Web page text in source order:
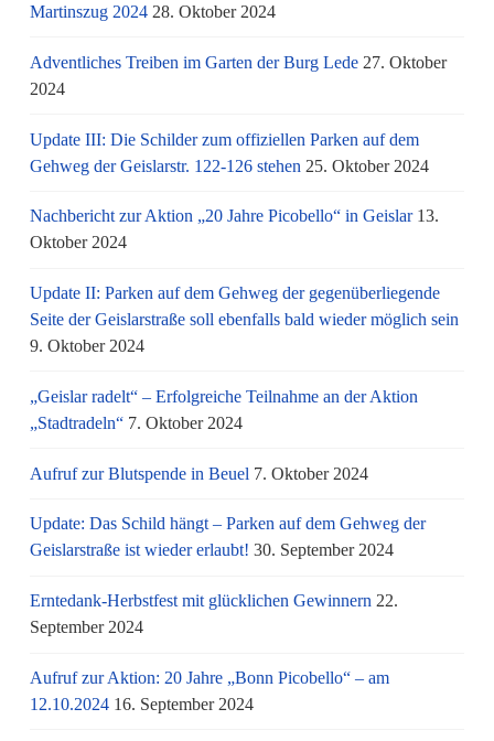
Martinszug 2024 28. Oktober 2024
Adventliches Treiben im Garten der Burg Lede 27. Oktober
2024
Update III: Die Schilder zum offiziellen Parken auf dem
Gehweg der Geislarstr. 122-126 stehen 25. Oktober 2024
Nachbericht zur Aktion „20 Jahre Picobello“ in Geislar 13.
Oktober 2024
Update II: Parken auf dem Gehweg der gegenüberliegende
Seite der Geislarstraße soll ebenfalls bald wieder möglich sein
9. Oktober 2024
„Geislar radelt“ – Erfolgreiche Teilnahme an der Aktion
„Stadtradeln“ 7. Oktober 2024
Aufruf zur Blutspende in Beuel 7. Oktober 2024
Update: Das Schild hängt – Parken auf dem Gehweg der
Geislarstraße ist wieder erlaubt! 30. September 2024
Erntedank-Herbstfest mit glücklichen Gewinnern 22.
September 2024
Aufruf zur Aktion: 20 Jahre „Bonn Picobello“ – am
12.10.2024 16. September 2024